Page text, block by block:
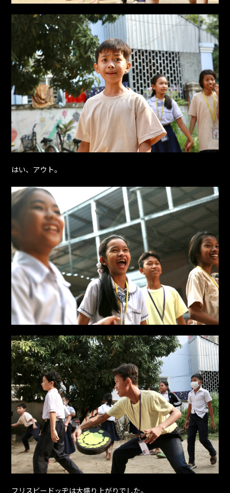
はい、アウト。
フリスビードッヂは大盛り上がりでした。